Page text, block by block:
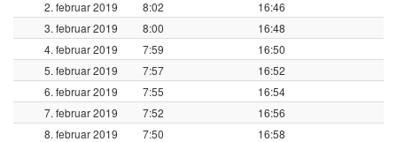
2. februar 2019 8:02
16:46
3. februar 2019
8:00
16:48
4. februar 2019
7:59
16:50
5. februar 2019
7:57
16:52
6. februar 2019
7:55
16:54
7. februar 2019
7:52
16:56
8. februar 2019
7:50
16:58